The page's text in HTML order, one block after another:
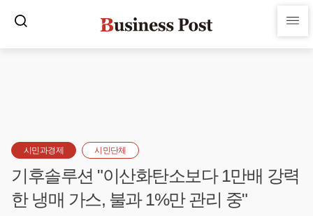
시민과경제 시민단체
기후솔루션 "이산화탄소보다 1만배 강력
한 냉매 가스, 불과 1%만 관리 중"